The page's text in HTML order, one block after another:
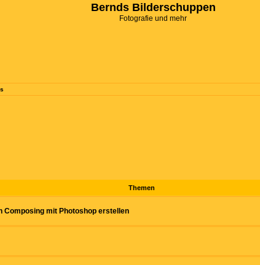
Bernds Bilderschuppen
Fotografie und mehr
Themen
Composing mit Photoshop erstellen